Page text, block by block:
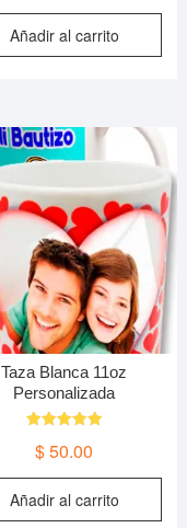
Añadir al carrito
Taza Blanca 11oz
Personalizada
5.00
$50.00
Añadir al carrito